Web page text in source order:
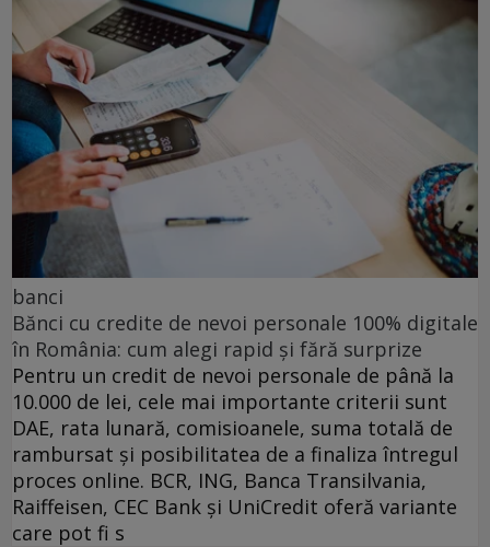
banci
Bănci cu credite de nevoi personale 100% digitale
în România: cum alegi rapid și fără surprize
Pentru un credit de nevoi personale de până la
10.000 de lei, cele mai importante criterii sunt
DAE, rata lunară, comisioanele, suma totală de
rambursat și posibilitatea de a finaliza întregul
proces online. BCR, ING, Banca Transilvania,
Raiffeisen, CEC Bank și UniCredit oferă variante
care pot fi s